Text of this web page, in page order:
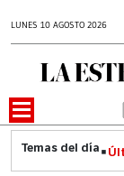
LUNES 10 AGOSTO 2026